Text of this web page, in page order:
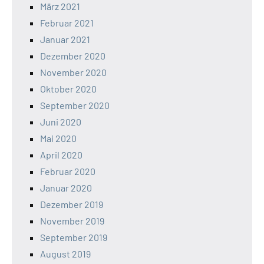
März 2021
Februar 2021
Januar 2021
Dezember 2020
November 2020
Oktober 2020
September 2020
Juni 2020
Mai 2020
April 2020
Februar 2020
Januar 2020
Dezember 2019
November 2019
September 2019
August 2019